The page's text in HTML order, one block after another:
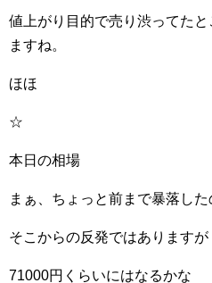
値上がり目的で売り渋ってた
ますね。
ほほ
☆
本日の相場
まぁ、ちょっと前まで暴落した
そこからの反発ではありますが
71000円くらいにはなるかな